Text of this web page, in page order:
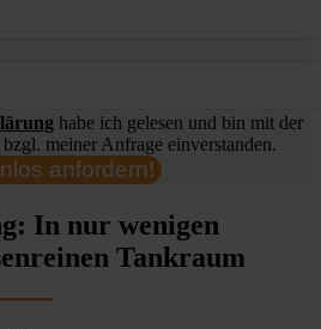
habe ich gelesen und bin mit der
meiner Anfrage einverstanden.
anfordern!
In nur wenigen
Tankraum